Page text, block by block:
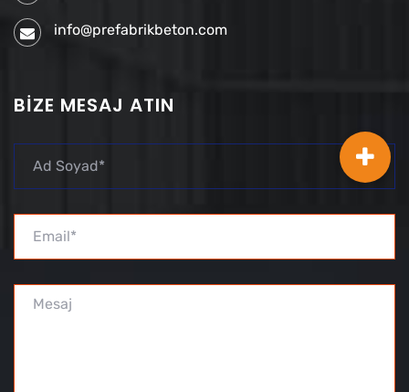
info@prefabrikbeton.com
BIZE MESAJ ATIN